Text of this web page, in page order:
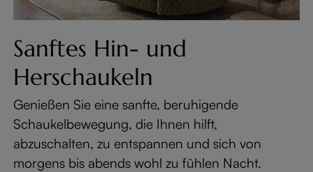
Sanftes Hin- und
Herschaukeln
Genießen Sie eine sanfte, beruhigende
Schaukelbewegung, die Ihnen hilft,
abzuschalten, zu entspannen und sich von
morgens bis abends wohl zu fühlen Nacht.